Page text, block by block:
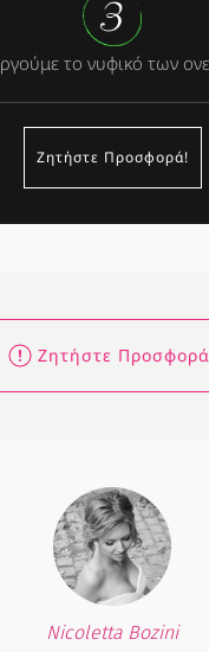
το νυφικό των
Ζητήστε Προσφορά!
Ζητήστε
Nicoletta Bozini